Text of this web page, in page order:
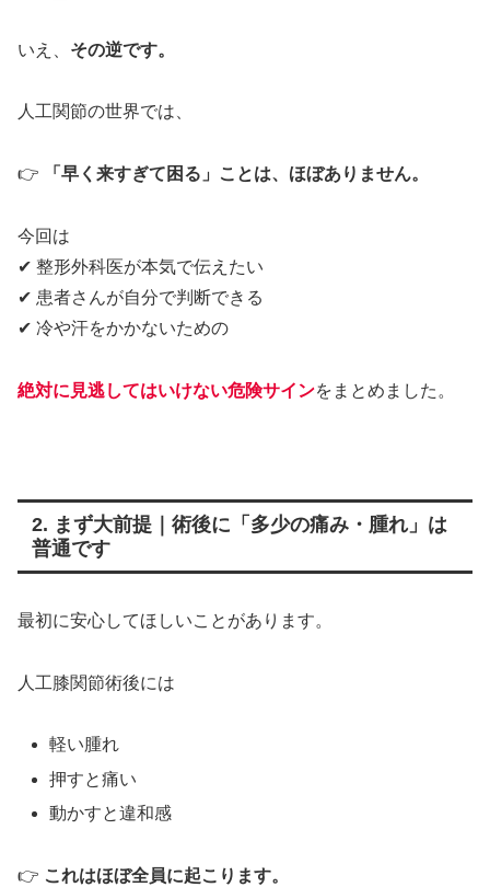
いえ、 その逆です。
人工関節の世界では、
👉 「早く来すぎて困る」ことは、ほぼありません。
今回は
✔ 整形外科医が本気で伝えたい
✔ 患者さんが自分で判断できる
✔ 冷や汗をかかないための
絶対に見逃してはいけない危険サインをまとめました。
2. まず大前提｜術後に「多少の痛み・腫れ」は
普通です
最初に安心してほしいことがあります。
人工膝関節術後には
軽い腫れ
押すと痛い
動かすと違和感
👉 これはほぼ全員に起こります。